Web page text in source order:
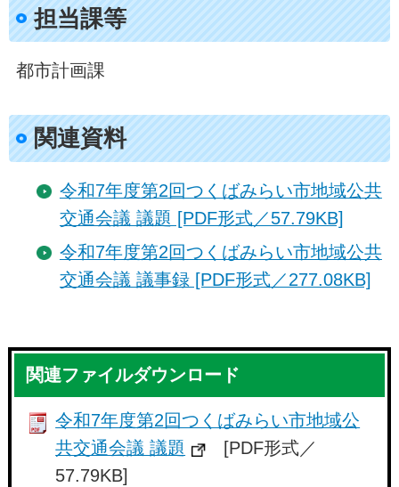
担当課等
都市計画課
関連資料
令和7年度第2回つくばみらい市地域公共
交通会議 議題 [PDF形式／57.79KB]
令和7年度第2回つくばみらい市地域公共
交通会議 議事録 [PDF形式／277.08KB]
関連ファイルダウンロード
令和7年度第2回つくばみらい市地域公
共交通会議 議題
[PDF形式／
57.79KB]